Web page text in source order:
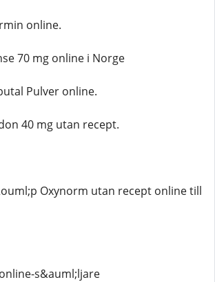
online.
70 mg online i Norge
Pulver online.
40 mg utan recept.
Oxynorm utan recept online till
s&auml;ljare